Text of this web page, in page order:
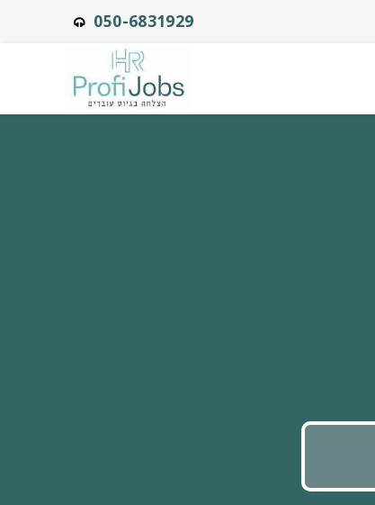
050-6831929
ProfiJobs